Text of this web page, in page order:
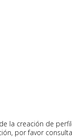
la creación de
por favor